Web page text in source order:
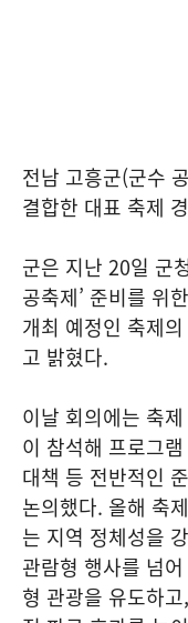
전남 고흥군(군수
결합한 대표 축제
군은 지난 20일 군
공축제’ 준비를 위
개최 예정인 축제
고 밝혔다.
이날 회의에는 축
이 참석해 프로그
대책 등 전반적인
논의했다. 올해 축
는 지역 정체성을
관람형 행사를 넘
형 관광을 유도하